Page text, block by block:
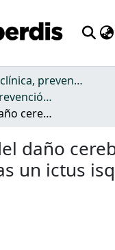
03. Salud: clínica, prevención, atención sanitaria y (re)habilitación
Salud: clínica, prevención, atención sanitaria y (re)habilitación
Evolución del daño cerebral en un paciente tras un ictus isquémico bilateral
daño
un ictus